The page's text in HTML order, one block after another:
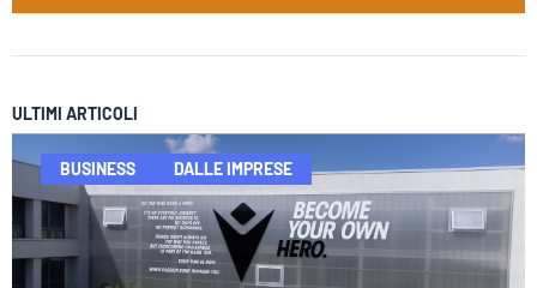
ULTIMI ARTICOLI
BUSINESS DALLE IMPRESE